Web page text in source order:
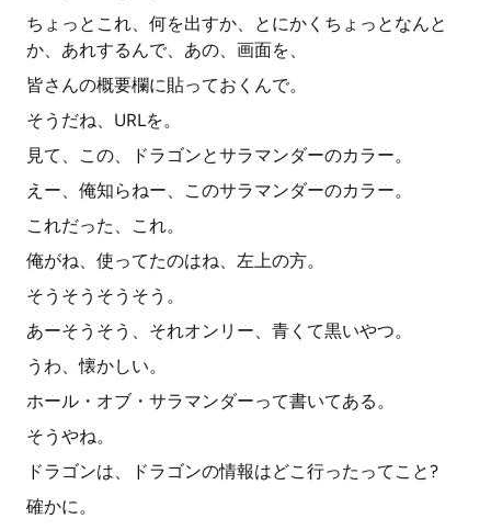
ちょっとこれ、何を出すか、とにかくちょっとなんと
か、あれするんで、あの、画面を、
皆さんの概要欄に貼っておくんで。
そうだね、URLを。
見て、この、ドラゴンとサラマンダーのカラー。
えー、俺知らねー、このサラマンダーのカラー。
これだった、これ。
俺がね、使ってたのはね、左上の方。
そうそうそうそう。
あーそうそう、それオンリー、青くて黒いやつ。
うわ、懐かしい。
ホール・オブ・サラマンダーって書いてある。
そうやね。
ドラゴンは、ドラゴンの情報はどこ行ったってこと?
確かに。